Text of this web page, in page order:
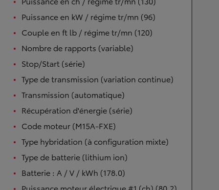
Puissance en kW / régime tr/mn (96)
Couple en ft lb / régime tr/mn (120)
Nombre de rapports (variable)
Stop/Start (série)
Type de transmission (variation continue)
Transmission (automatique)
Récupération d'énergie (série)
Code moteur (M15A-FXE)
Type hybridation (à configuration mixte)
Type de batterie (lithium ion)
Batterie : A / V / kWh (178.0)